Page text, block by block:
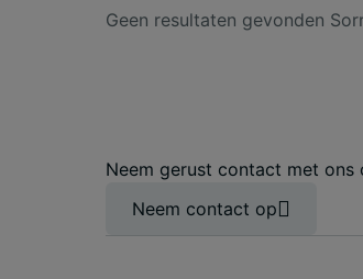
Geen resultaten gevonden
Neem gerust contact met ons
Neem contact op